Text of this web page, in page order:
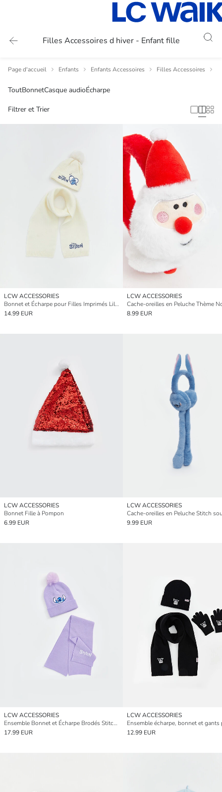
Filles Accessoires d hiver - Enfant fille
Page d'accueil Enfants Enfants Accessoires Filles Accessoires
ToutBonnetCasque audioÉcharpe
Filtrer et Trier
LCW ACCESSORIES
Bonnet et Écharpe pour Filles Imprimés Lilo et Stitch
14.99 EUR
LCW ACCESSORIES
8.99 EUR
LCW ACCESSORIES
Bonnet Fille à Pompon
6.99 EUR
LCW ACCESSORIES
9.99 EUR
LCW ACCESSORIES
Ensemble Bonnet et Écharpe Brodés Stitch pour Filles
17.99 EUR
LCW ACCESSORIES
12.99 EUR